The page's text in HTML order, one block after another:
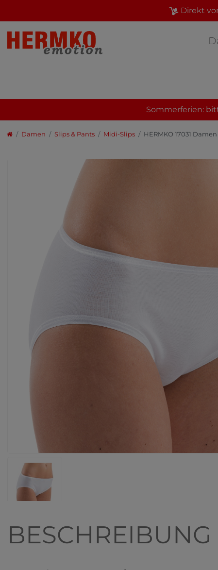
Direkt
Sommerferien:
Damen Slips & Pants Midi-Slips HERMKO 17031
BESCHREIBUNG